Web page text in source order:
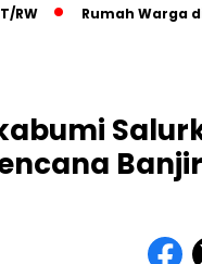
‎Rumah Warga di